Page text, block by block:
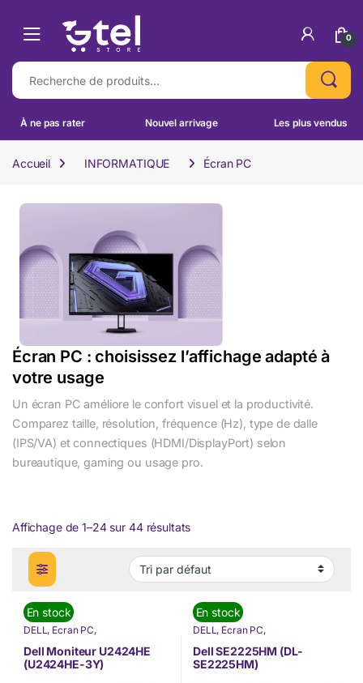
0
Recherche pour :
À ne pas rater Nouvel arrivage Les plus vendus
Accueil INFORMATIQUE Écran PC
Écran PC : choisissez l’affichage adapté à
votre usage
Un écran PC améliore le confort visuel et la productivité.
Comparez taille, résolution, fréquence (Hz), type de dalle
(IPS/VA) et connectiques (HDMI/DisplayPort) selon
bureautique, gaming ou usage pro.
Affichage de 1–24 sur 44 résultats
En stock
DELL , Écran PC,
Dell Moniteur U2424HE
(U2424HE-3Y)
En stock
DELL , Écran PC,
Dell SE2225HM (DL-
SE2225HM)